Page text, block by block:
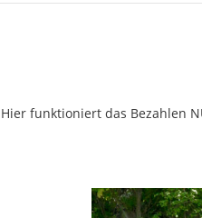
funktioniert das Bezahlen